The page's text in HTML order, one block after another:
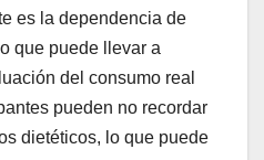
es la dependencia de
que puede llevar a
del consumo real
pueden no recordar
dietéticos, lo que puede